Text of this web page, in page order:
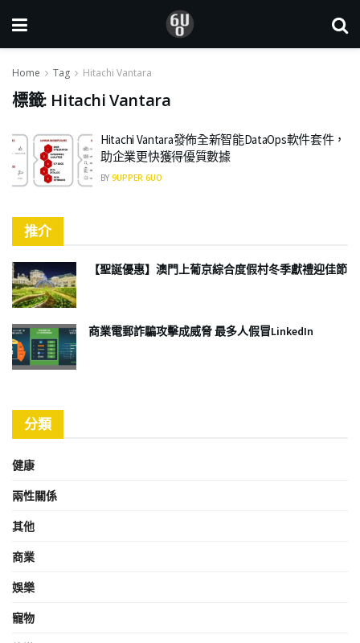
Home Tag Hitachi Vantara
標籤: Hitachi Vantara
Hitachi Vantara發佈全新智能DataOps軟件套件，
助企業更快獲得優質數據
BY 9UPPER 6UO
推介
【聖誕優惠】澳門上葡京綜合度假村冬季獻禮迎佳節
商業電郵詐騙攻擊成威脅 最多人假冒LinkedIn
分類
健康
兩性關係
其他
商業
娛樂
寵物